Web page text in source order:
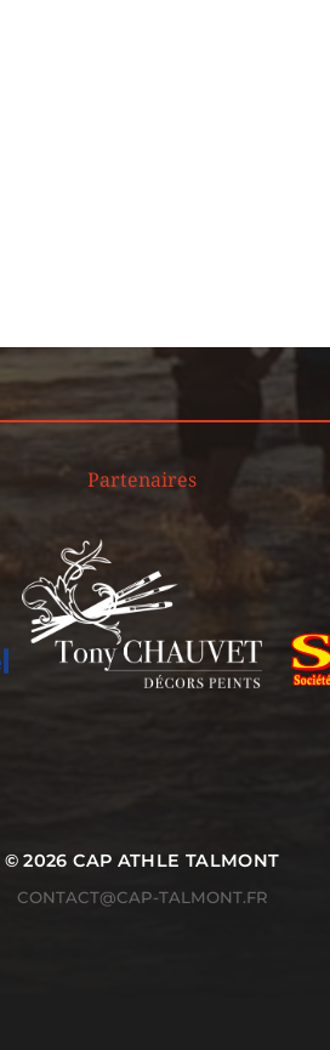
Partenaires
© 2026CAP ATHLE TALMONT
CONTACT@CAP-TALMONT.FR